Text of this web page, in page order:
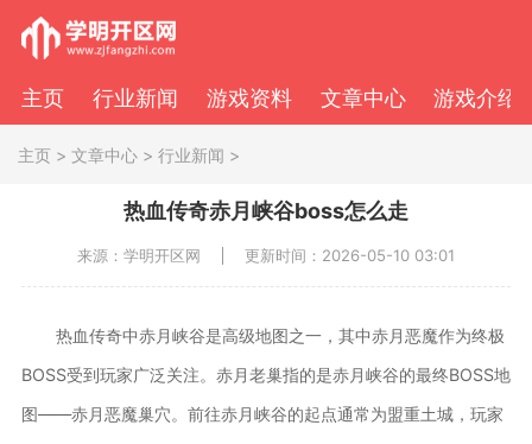
主页 行业新闻 游戏资料 文章中心 游戏介绍
主页 > 文章中心 > 行业新闻 >
热血传奇赤月峡谷boss怎么走
来源：学明开区网 更新时间：2026-05-10 03:01
热血传奇中赤月峡谷是高级地图之一，其中赤月恶魔作为终极
BOSS受到玩家广泛关注。赤月老巢指的是赤月峡谷的最终BOSS地
图——赤月恶魔巢穴。前往赤月峡谷的起点通常为盟重土城，玩家